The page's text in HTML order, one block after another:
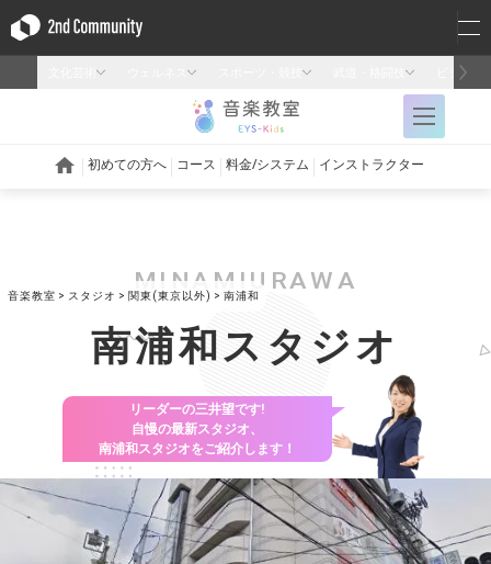
音楽教室 スタジオ 関東(東京以外) 南浦和
MINAMIURAWA
南浦和スタジオ
リーダーの三井望です!
自慢の最新スタジオ、
南浦和スタジオをご紹介します！